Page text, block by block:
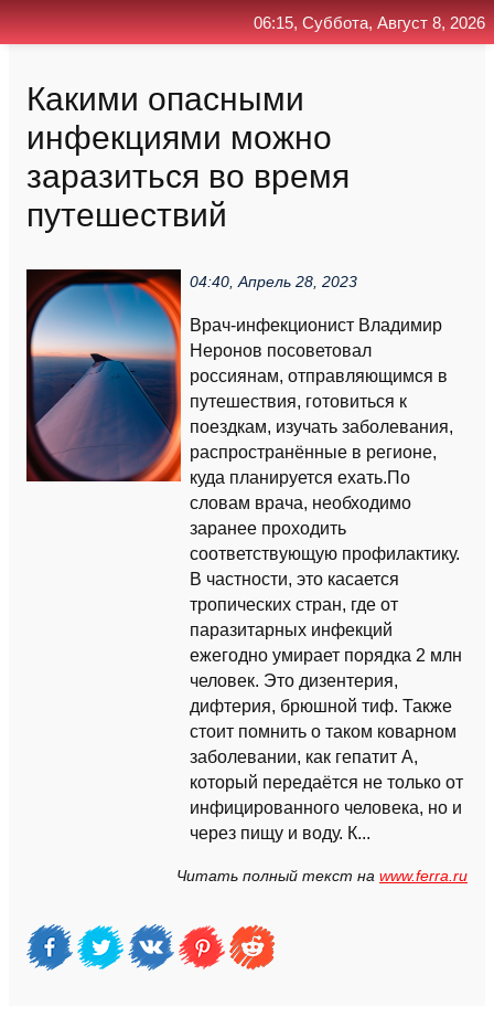
Какими опасными
инфекциями можно
заразиться во время
путешествий
04:40, Апрель 28, 2023
Врач-инфекционист Владимир
Неронов посоветовал
россиянам, отправляющимся в
путешествия, готовиться к
поездкам, изучать заболевания,
распространённые в регионе,
куда планируется ехать.По
словам врача, необходимо
заранее проходить
соответствующую профилактику.
В частности, это касается
тропических стран, где от
паразитарных инфекций
ежегодно умирает порядка 2 млн
человек. Это дизентерия,
дифтерия, брюшной тиф. Также
стоит помнить о таком коварном
заболевании, как гепатит А,
который передаётся не только от
инфицированного человека, но и
через пищу и воду. К...
Читать полный текст на www.ferra.ru
06:15, Суббота, Август 8, 2026